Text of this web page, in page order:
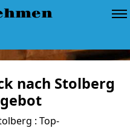
nach Stolberg
: Top-